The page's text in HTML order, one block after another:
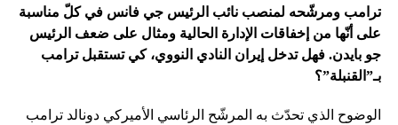
ترامب ومرشّحه لمنصب نائب الرئيس جي فانس في كلّ مناسبة
على أنّها من إخفاقات الإدارة الحالية ومثال على ضعف الرئيس
جو بايدن. فهل تدخل إيران النادي النووي، كي تستقبل ترامب
بـ”القنبلة”؟
الوضوح الذي تحدّث به المرشّح الرئاسي الأميركي دونالد ترامب